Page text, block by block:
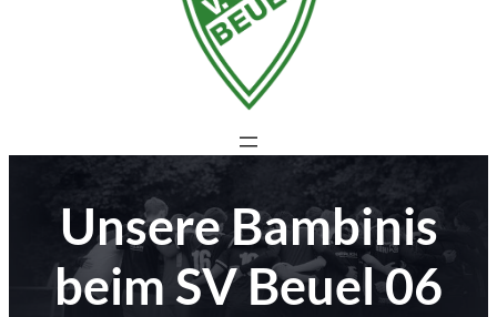
Unsere Bambinis
beim SV Beuel 06